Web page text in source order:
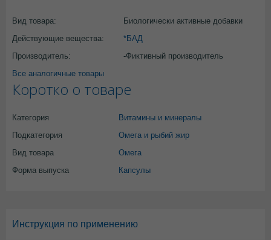
Вид товара:
Биологически активные добавки
Действующие вещества:
*БАД
Производитель:
-Фиктивный производитель
Все аналогичные товары
Коротко о товаре
Категория
Витамины и минералы
Подкатегория
Омега и рыбий жир
Вид товара
Омега
Форма выпуска
Капсулы
Инструкция по применению